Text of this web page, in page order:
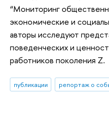
“Мониторинг
экономические и
авторы исследуют
поведенческих и
работников поколения Z.
публикации репортаж о